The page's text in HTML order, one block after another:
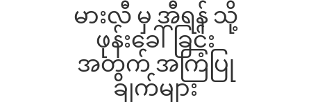
မားလီ မှ အီရန် သို့
ဖုန်းခေါ်ခြင်း
အတွက် အကြံပြု
ချက်များ